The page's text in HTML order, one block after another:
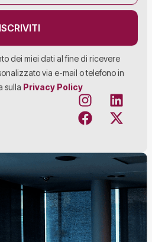
dei miei dati al fine di ricevere
via e-mail o telefono in
sulla Privacy Policy
ISCRIVITI